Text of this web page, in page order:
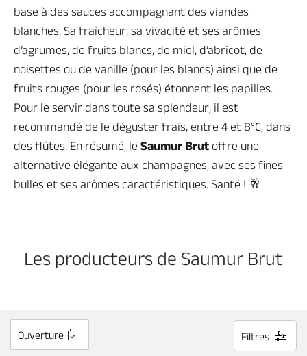
base à des sauces accompagnant des viandes
blanches. Sa fraîcheur, sa vivacité et ses arômes
d’agrumes, de fruits blancs, de miel, d’abricot, de
noisettes ou de vanille (pour les blancs) ainsi que de
fruits rouges (pour les rosés) étonnent les papilles.
Pour le servir dans toute sa splendeur, il est
recommandé de le déguster frais, entre 4 et 8°C, dans
des flûtes. En résumé, le Saumur Brut offre une
alternative élégante aux champagnes, avec ses fines
bulles et ses arômes caractéristiques. Santé ! 🥂
Les producteurs de Saumur Brut
Ouverture Filtres